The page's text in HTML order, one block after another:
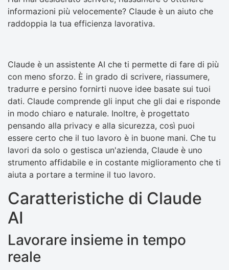
informazioni più velocemente? Claude è un aiuto che
raddoppia la tua efficienza lavorativa.
Claude è un assistente AI che ti permette di fare di più
con meno sforzo. È in grado di scrivere, riassumere,
tradurre e persino fornirti nuove idee basate sui tuoi
dati. Claude comprende gli input che gli dai e risponde
in modo chiaro e naturale. Inoltre, è progettato
pensando alla privacy e alla sicurezza, così puoi
essere certo che il tuo lavoro è in buone mani. Che tu
lavori da solo o gestisca un'azienda, Claude è uno
strumento affidabile e in costante miglioramento che ti
aiuta a portare a termine il tuo lavoro.
Caratteristiche di Claude
AI
Lavorare insieme in tempo
reale